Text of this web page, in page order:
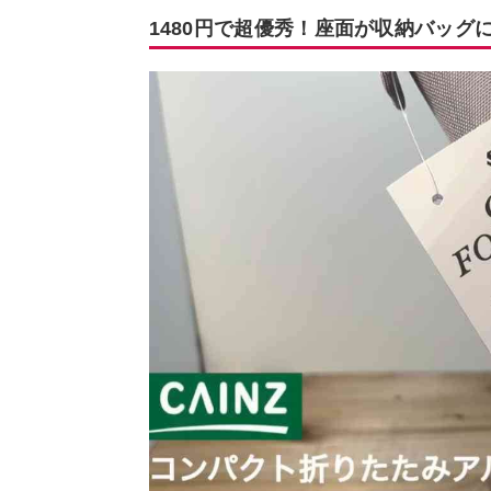
1480円で超優秀！座面が収納バッグ